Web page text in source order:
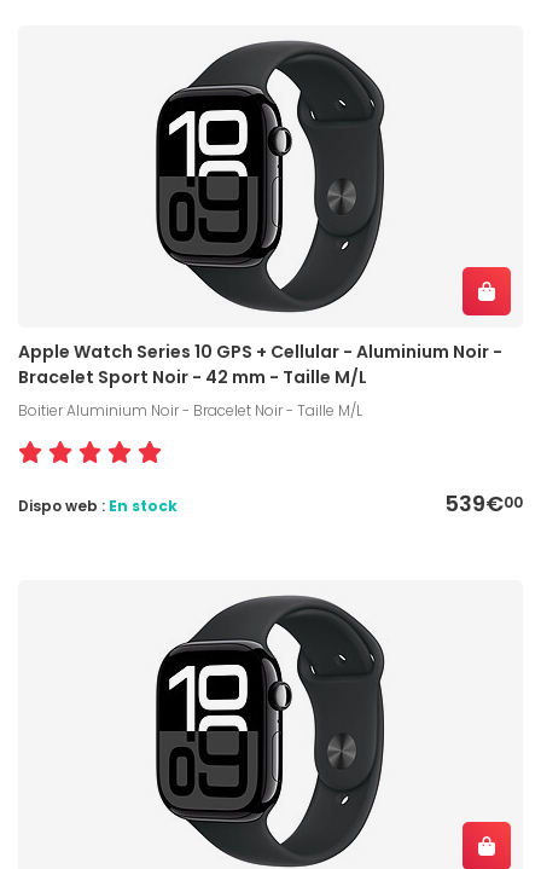
Apple Watch Series 10 GPS + Cellular - Aluminium Noir -
Bracelet Sport Noir - 42 mm - Taille M/L
Boitier Aluminium Noir - Bracelet Noir - Taille M/L
539€00
Dispo web : En stock